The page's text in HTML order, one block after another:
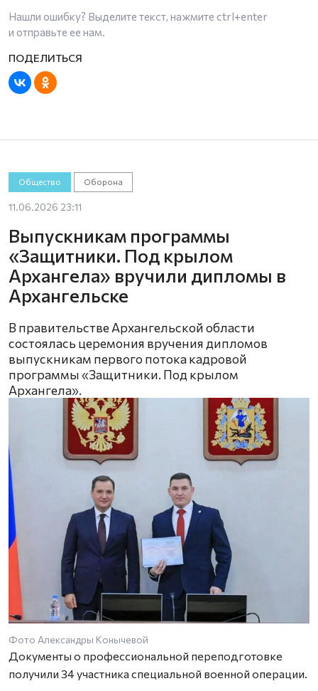
Нашли ошибку? Выделите текст, нажмите ctrl+enter
и отправьте ее нам.
Общество Оборона
11.06.2026 23:11
Выпускникам программы
«Защитники. Под крылом
Архангела» вручили дипломы в
Архангельске
В правительстве Архангельской области
состоялась церемония вручения дипломов
выпускникам первого потока кадровой
программы «Защитники. Под крылом
Архангела».
Фото Александры Конычевой
Документы о профессиональной переподготовке
получили 34 участника специальной военной операции.